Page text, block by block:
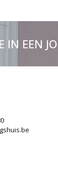
IN EEN